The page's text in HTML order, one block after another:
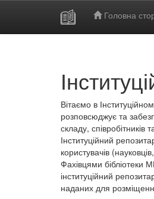
Головна
Вітаємо в
розповсюджує та
складу, співробітників
Інституційний
користувачів
Фахівцями бібліотеки
інституційний
наданих для